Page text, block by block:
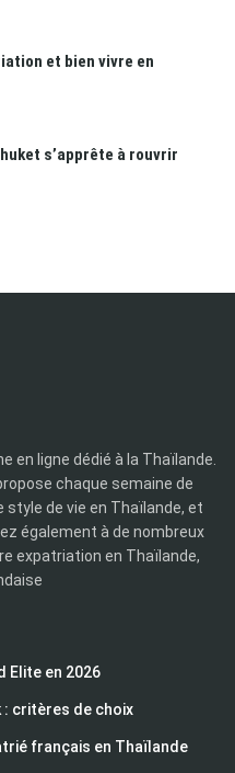
et bien vivre en
s’apprête à rouvrir
en ligne dédié à la Thaïlande.
chaque semaine de
de vie en Thaïlande, et
également à de nombreux
expatriation en Thaïlande,
Elite en 2026
: critères de choix
français en Thaïlande